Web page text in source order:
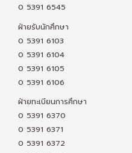
0 5391 6545
ฝ่ายรับนักศึกษา
0 5391 6103
0 5391 6104
0 5391 6105
0 5391 6106
ฝ่ายทะเบียนการศึกษา
0 5391 6370
0 5391 6371
0 5391 6372